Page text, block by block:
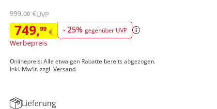
749,99 € -25% gegenüber UVP
Werbepreis
999,00 €UVP
Onlinepreis: Alle etwaigen Rabatte bereits abgezogen.
Inkl. MwSt. zzgl.Versand
Lieferung